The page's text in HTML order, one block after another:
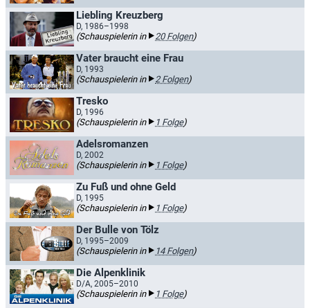
Liebling Kreuzberg
D, 1986–1998
(Schauspielerin in 20 Folgen)
Vater braucht eine Frau
D, 1993
(Schauspielerin in 2 Folgen)
Tresko
D, 1996
(Schauspielerin in 1 Folge)
Adelsromanzen
D, 2002
(Schauspielerin in 1 Folge)
Zu Fuß und ohne Geld
D, 1995
(Schauspielerin in 1 Folge)
Der Bulle von Tölz
D, 1995–2009
(Schauspielerin in 14 Folgen)
Die Alpenklinik
D/A, 2005–2010
(Schauspielerin in 1 Folge)